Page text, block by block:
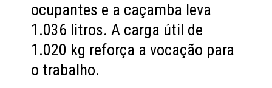
ocupantes e a caçamba leva
1.036 litros. A carga útil de
1.020 kg reforça a vocação para
o trabalho.